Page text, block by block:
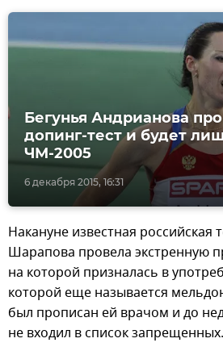
6 декабря 2015, 16:31
Бегунья Андрианова
допинг-тест и будет
ЧМ-2005
Накануне известная российская
Шарапова провела экстренную
на которой призналась в
которой еще называется
был прописан ей врачом и до
не входил в список запрещенных.